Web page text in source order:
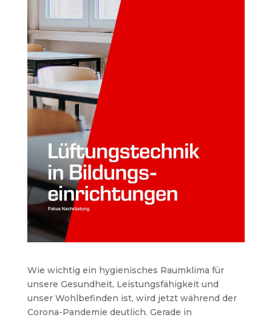
Wie wichtig ein hygienisches Raumklima für
unsere Gesundheit, Leistungsfähigkeit und
unser Wohlbefinden ist, wird jetzt während der
Corona-Pandemie deutlich. Gerade in